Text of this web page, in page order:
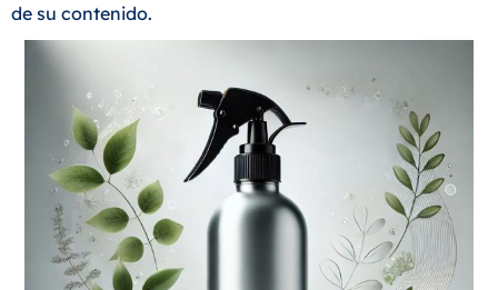
de su contenido.